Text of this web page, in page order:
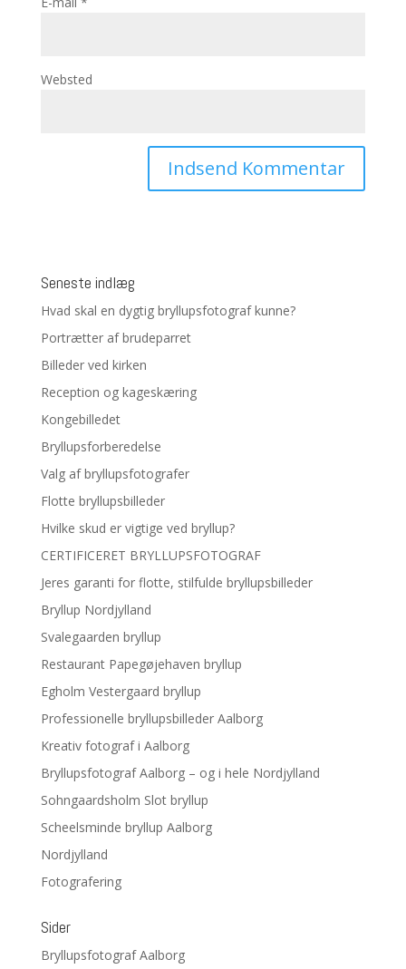
Websted
Seneste indlæg
Hvad skal en dygtig bryllupsfotograf kunne?
Portrætter af brudeparret
Billeder ved kirken
Reception og kageskæring
Kongebilledet
Bryllupsforberedelse
Valg af bryllupsfotografer
Flotte bryllupsbilleder
Hvilke skud er vigtige ved bryllup?
CERTIFICERET BRYLLUPSFOTOGRAF
Jeres garanti for flotte, stilfulde bryllupsbilleder
Bryllup Nordjylland
Svalegaarden bryllup
Restaurant Papegøjehaven bryllup
Egholm Vestergaard bryllup
Professionelle bryllupsbilleder Aalborg
Kreativ fotograf i Aalborg
Bryllupsfotograf Aalborg – og i hele Nordjylland
Sohngaardsholm Slot bryllup
Scheelsminde bryllup Aalborg
Nordjylland
Fotografering
Sider
Bryllupsfotograf Aalborg